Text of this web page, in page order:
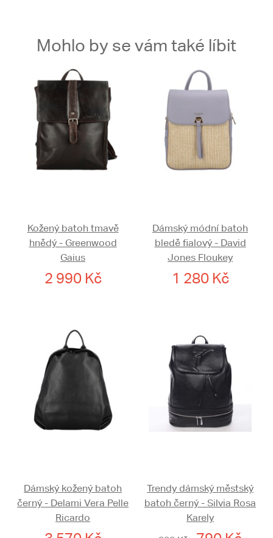
Mohlo by se vám také líbit
Kožený batoh tmavě
hnědý - Greenwood
Gaius
2 990 Kč
Dámský módní batoh
bledě fialový - David
Jones Floukey
1 280 Kč
Dámský kožený batoh
černý - Delami Vera Pelle
Ricardo
Trendy dámský městský
batoh černý - Silvia Rosa
Karely